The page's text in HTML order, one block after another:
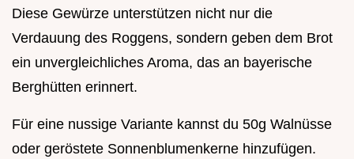
Diese Gewürze unterstützen nicht nur die
Verdauung des Roggens, sondern geben dem Brot
ein unvergleichliches Aroma, das an bayerische
Berghütten erinnert.
Für eine nussige Variante kannst du 50g Walnüsse
oder geröstete Sonnenblumenkerne hinzufügen.